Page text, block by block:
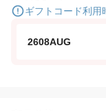
ギフトコード利用
2608AUG